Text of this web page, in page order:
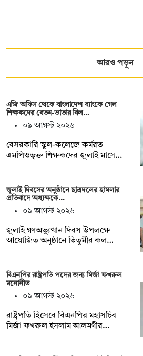
আরও পড়ুন
এজি অফিস থেকে বাংলাদেশ ব্যাংকে গেল
শিক্ষকদের বেতন-ভাতার বিল…
০৯ আগস্ট ২০২৬
বেসরকারি স্কুল-কলেজে কর্মরত
এমপিওভুক্ত শিক্ষকদের জুলাই মাসে…
জুলাই দিবসের অনুষ্ঠানে ছাত্রদলের হামলার
প্রতিবাদে অধ্যক্ষকে…
০৯ আগস্ট ২০২৬
জুলাই গণঅভ্যুত্থান দিবস উপলক্ষে
আয়োজিত অনুষ্ঠানে তিতুমীর কল…
বিএনপির রাষ্ট্রপতি পদের জন্য মির্জা ফখরুল
মনোনীত
০৯ আগস্ট ২০২৬
রাষ্ট্রপতি হিসেবে বিএনপির মহাসচিব
মির্জা ফখরুল ইসলাম আলমগীর…